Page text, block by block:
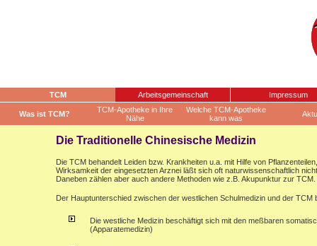
TCM Arbeitsgemeinschaft Impressum
Was ist TCM?
TCM-Apotheke in Ihre
Nähe
Welche TCM-Apotheke
kann was
Die Traditionelle Chinesische Medizin
Die TCM behandelt Leiden bzw. Krankheiten u.a. mit Hilfe von
Wirksamkeit der eingesetzten Arznei läßt sich oft naturwissenschaftlich
Daneben zählen aber auch andere Methoden wie z.B. Akupunktur zur TCM.
Der Hauptunterschied zwischen der westlichen Schulmedizin und der TCM
Die westliche Medizin beschäftigt sich mit den meßbaren
(Apparatemedizin)